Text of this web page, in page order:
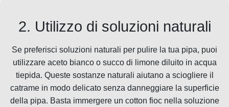
2. Utilizzo di soluzioni naturali
Se preferisci soluzioni naturali per pulire la tua pipa, puoi
utilizzare aceto bianco o succo di limone diluito in acqua
tiepida. Queste sostanze naturali aiutano a sciogliere il
catrame in modo delicato senza danneggiare la superficie
della pipa. Basta immergere un cotton fioc nella soluzione